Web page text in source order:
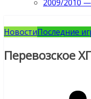
2009/2010
НовостиПоследние
Перевозское